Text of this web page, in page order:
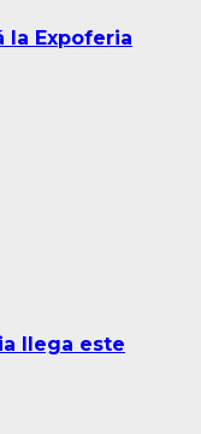
la Expoferia
llega este